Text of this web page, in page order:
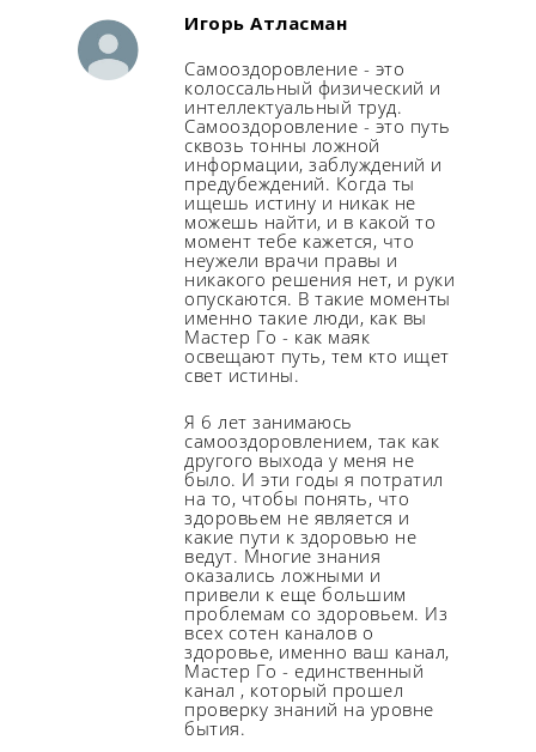
Игорь Атласман
Самооздоровление - это
колоссальный физический и
интеллектуальный труд.
Самооздоровление - это путь
сквозь тонны ложной
информации, заблуждений и
предубеждений. Когда ты
ищешь истину и никак не
можешь найти, и в какой то
момент тебе кажется, что
неужели врачи правы и
никакого решения нет, и руки
опускаются. В такие моменты
именно такие люди, как вы
Мастер Го - как маяк
освещают путь, тем кто ищет
свет истины.
Я 6 лет занимаюсь
самооздоровлением, так как
другого выхода у меня не
было. И эти годы я потратил
на то, чтобы понять, что
здоровьем не является и
какие пути к здоровью не
ведут. Многие знания
оказались ложными и
привели к еще большим
проблемам со здоровьем. Из
всех сотен каналов о
здоровье, именно ваш канал,
Мастер Го - единственный
канал , который прошел
проверку знаний на уровне
бытия.